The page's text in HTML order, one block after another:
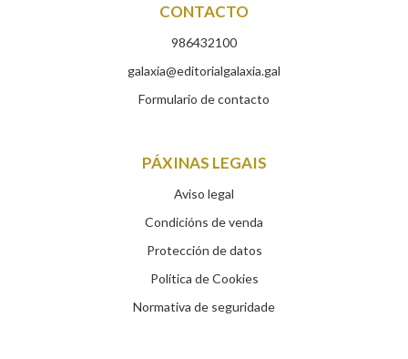
CONTACTO
986432100
galaxia@editorialgalaxia.gal
Formulario de contacto
PÁXINAS LEGAIS
Aviso legal
Condicións de venda
Protección de datos
Política de Cookies
Normativa de seguridade